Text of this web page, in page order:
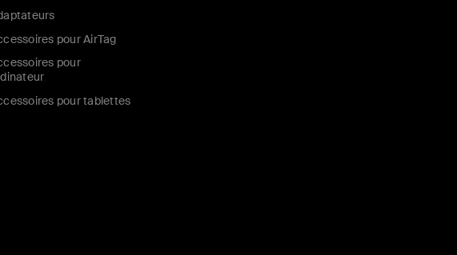
pour AirTag
pour
pour tablettes